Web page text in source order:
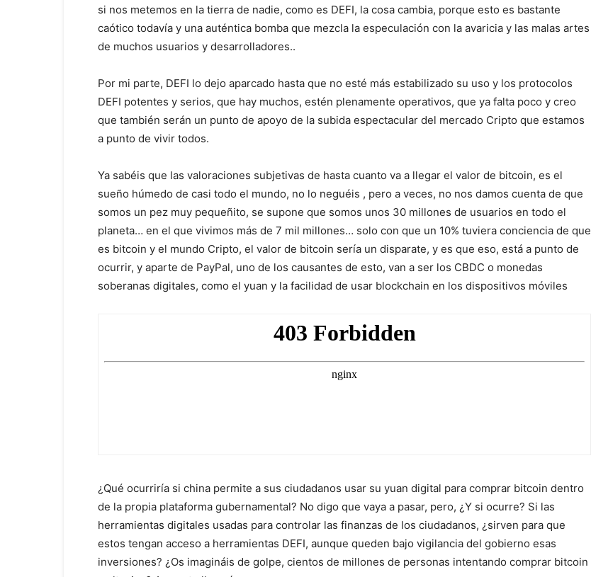
si nos metemos en la tierra de nadie, como es DEFI, la cosa cambia, porque esto es bastante
caótico todavía y una auténtica bomba que mezcla la especulación con la avaricia y las malas artes
de muchos usuarios y desarrolladores..
Por mi parte, DEFI lo dejo aparcado hasta que no esté más estabilizado su uso y los protocolos
DEFI potentes y serios, que hay muchos, estén plenamente operativos, que ya falta poco y creo
que también serán un punto de apoyo de la subida espectacular del mercado Cripto que estamos
a punto de vivir todos.
Ya sabéis que las valoraciones subjetivas de hasta cuanto va a llegar el valor de bitcoin, es el
sueño húmedo de casi todo el mundo, no lo neguéis , pero a veces, no nos damos cuenta de que
somos un pez muy pequeñito, se supone que somos unos 30 millones de usuarios en todo el
planeta… en el que vivimos más de 7 mil millones… solo con que un 10% tuviera conciencia de que
es bitcoin y el mundo Cripto, el valor de bitcoin sería un disparate, y es que eso, está a punto de
ocurrir, y aparte de PayPal, uno de los causantes de esto, van a ser los CBDC o monedas
soberanas digitales, como el yuan y la facilidad de usar blockchain en los dispositivos móviles
¿Qué ocurriría si china permite a sus ciudadanos usar su yuan digital para comprar bitcoin dentro
de la propia plataforma gubernamental? No digo que vaya a pasar, pero, ¿Y si ocurre? Si las
herramientas digitales usadas para controlar las finanzas de los ciudadanos, ¿sirven para que
estos tengan acceso a herramientas DEFI, aunque queden bajo vigilancia del gobierno esas
inversiones? ¿Os imagináis de golpe, cientos de millones de personas intentando comprar bitcoin